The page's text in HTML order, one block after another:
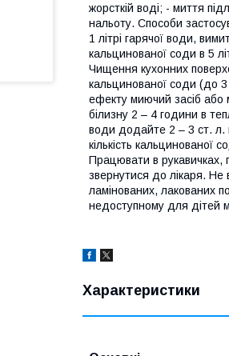
жорсткій воді; - миття
нальоту. Способи
1 літрі гарячої води,
кальцинованої соди в 5
Чищення кухонних
кальцинованої соди (до
ефекту миючий засіб або
білизну 2 – 4 години в
води додайте 2 – 3 ст. л.
кількість кальцинованої
Працювати в рукавичках,
звернутися до лікаря. Не
ламінованих, лакованих
недоступному для дітей
Характеристики